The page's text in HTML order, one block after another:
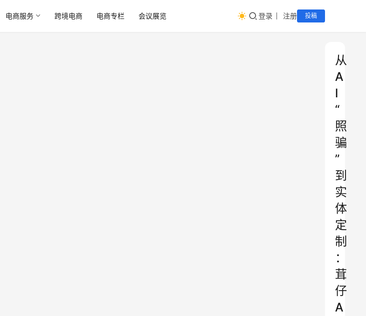
电商服务 跨境电商 电商专栏 会议展览 登录 注册 投稿
从
A
I
“
照
骗
”
到
实
体
定
制
：
茸
仔
A